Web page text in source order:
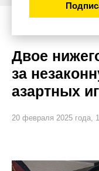
Двое
за
азартных
20 февраля 2025 года,